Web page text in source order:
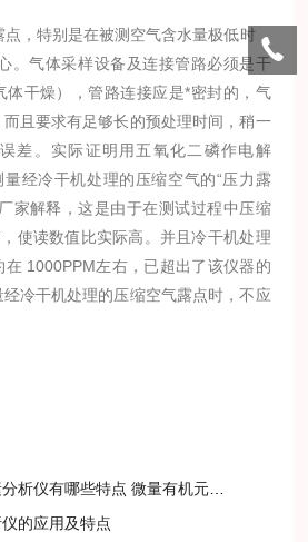
，特别是在被测空气含水量极低时，
。气体采样设备及连接管路必须是干
体干燥），管路连接应是*密封的，气
且要求有足够长的预处理时间，稍一
差。实际证明用五氧化二磷作电解
量经冷干机处理的压缩空气的“压力露
家解释，这是由于在测试过程中压缩
使读数值比实际高。并且冷干机处理
在 1000PPM左右，已超出了该仪器的
冷干机处理的压缩空气露点时，不应
有哪些特点 微量有机元素分析仪的应用
的应用及特点